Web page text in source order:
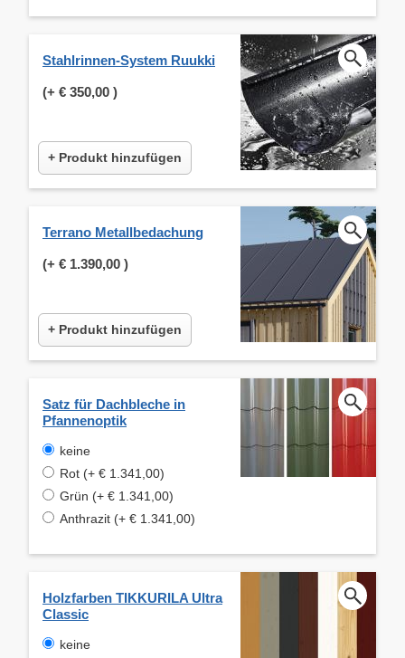
Stahlrinnen-System Ruukki
(+ € 350,00 )
+ Produkt hinzufügen
Terrano Metallbedachung
(+ € 1.390,00 )
+ Produkt hinzufügen
Satz für Dachbleche in
Pfannenoptik
keine
Rot (+ € 1.341,00)
Grün (+ € 1.341,00)
Anthrazit (+ € 1.341,00)
Holzfarben TIKKURILA Ultra
Classic
keine